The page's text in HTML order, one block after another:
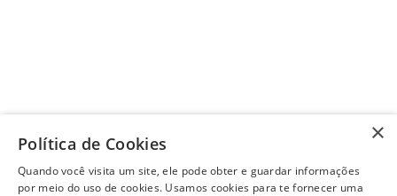
×
Política de Cookies
Quando você visita um site, ele pode obter e guardar informações
por meio do uso de cookies. Usamos cookies para te fornecer uma